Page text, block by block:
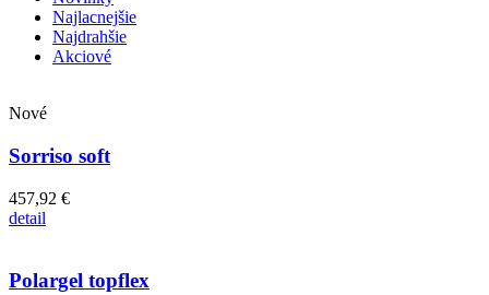
Najlacnejšie
Najdrahšie
Akciové
Nové
Sorriso soft
457,92 €
detail
Polargel topflex